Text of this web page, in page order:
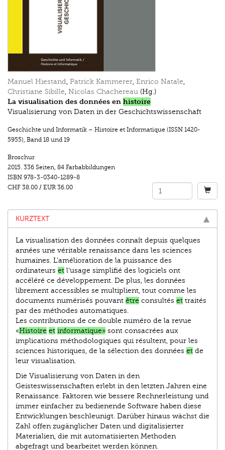
Manuel Hiestand, Patrick Kammerer, Enrico Natale,
Christiane Sibille, Nicolas Chachereau (Hg.)
La visualisation des données en histoire
Visualisierung von Daten in der Geschichtswissenschaft
Geschichte und Informatik – Histoire et Informatique (ISSN 1420-
5955), Band 18 und 19
Broschur
2015. 336 Seiten, 84 Farbabbildungen
ISBN 978-3-0340-1289-8
CHF 38.00 / EUR 36.00
KURZTEXT
La visualisation des données connaît depuis quelques
années une véritable renaissance dans les sciences
humaines. L’amélioration de la puissance des
ordinateurs et l’usage simplifié des logiciels ont
accéléré ce développement. De plus, les données
librement accessibles se multiplient, tout comme les
documents numérisés pouvant être consultés et traités
par des méthodes automatiques.
Les contributions de ce double numéro de la revue
«Histoire et informatique» sont consacrées aux
implications méthodologiques qui résultent, pour les
sciences historiques, de la sélection des données et de
leur visualisation.
Die Visualisierung von Daten in den
Geisteswissenschaften erlebt in den letzten Jahren eine
Renaissance. Faktoren wie bessere Rechnerleistung und
immer einfacher zu bedienende Software haben diese
Entwicklungen beschleunigt. Darüber hinaus wächst die
Zahl offen zugänglicher Daten und digitalisierter
Materialien, die mit automatisierten Methoden
abgefragt und bearbeitet werden können.